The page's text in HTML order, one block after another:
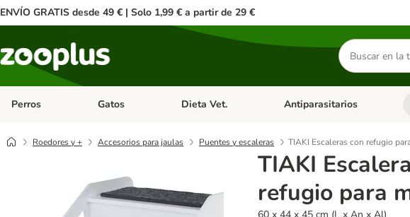
ENVÍO GRATIS desde 49 € | Solo 1,99 € a partir de 29 €
Buscar
productos
Perros Menú de categoria abierto: Perros
Gatos Menú de categoria abierto: Gatos
Dieta Vet. Menú de categoria abierto:
Antiparasitarios
Roedores y + Accesorios para jaulas Puentes y escaleras TIAKI Escaleras con refugio
TIAKI
refugio para